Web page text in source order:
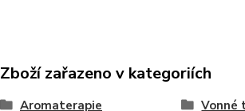
Zboží zařazeno v kategoriích
Aromaterapie Vonné